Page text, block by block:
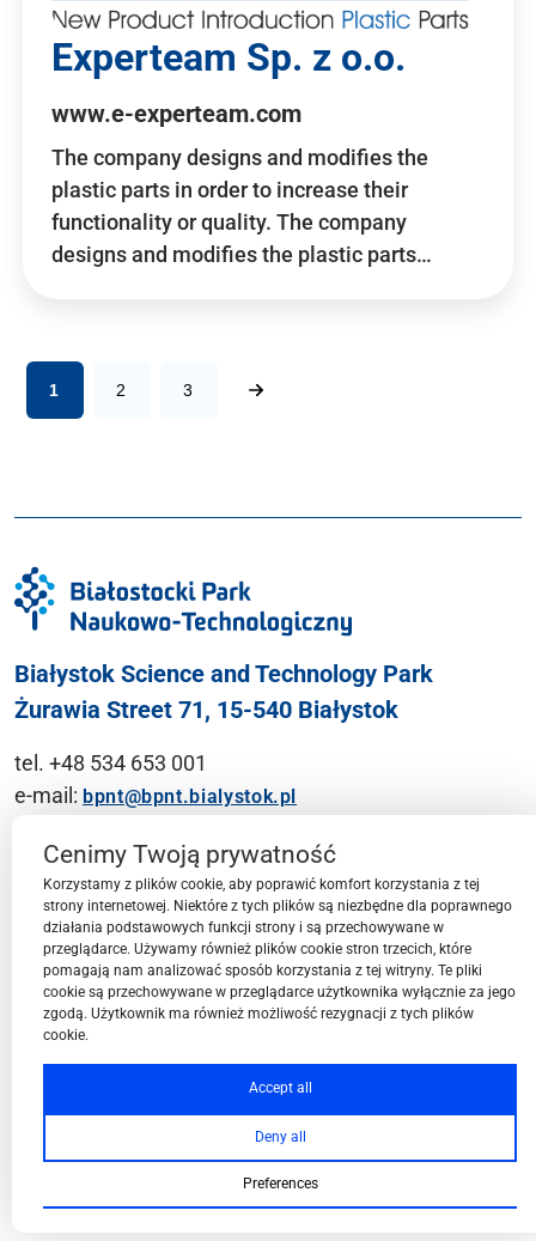
Experteam Sp. z o.o.
www.e-experteam.com
The company designs and modifies the
plastic parts in order to increase their
functionality or quality. The company
designs and modifies the plastic parts…
1 2 3
Białystok Science and Technology Park
Żurawia Street 71, 15-540 Białystok
tel. +48 534 653 001
e-mail: bpnt@bpnt.bialystok.pl
Contact
BPN-T Area
BPN-T Offer
Cenimy Twoją prywatność
Korzystamy z plików cookie, aby poprawić komfort korzystania z tej
strony internetowej. Niektóre z tych plików są niezbędne dla poprawnego
działania podstawowych funkcji strony i są przechowywane w
przeglądarce. Używamy również plików cookie stron trzecich, które
pomagają nam analizować sposób korzystania z tej witryny. Te pliki
cookie są przechowywane w przeglądarce użytkownika wyłącznie za jego
zgodą. Użytkownik ma również możliwość rezygnacji z tych plików
cookie.
Accept all
Deny all
Preferences